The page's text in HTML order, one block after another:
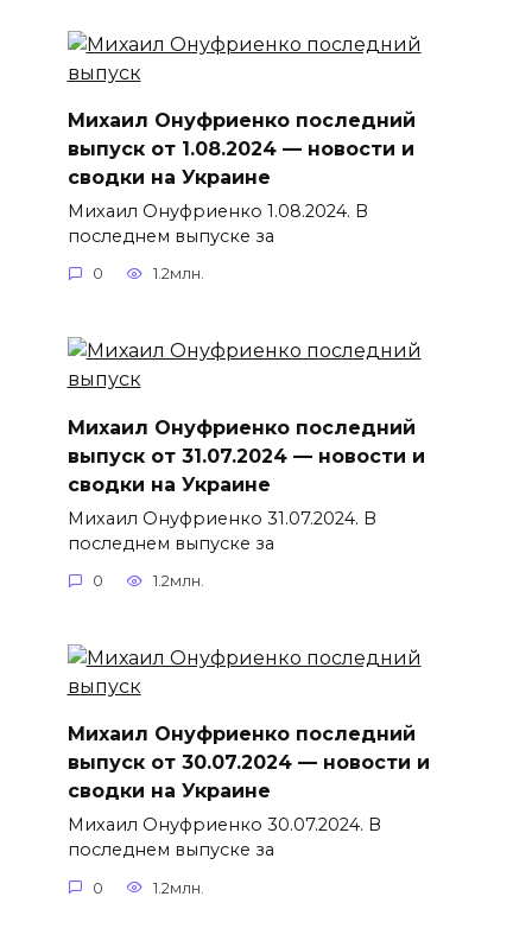
Михаил Онуфриенко последний
выпуск от 1.08.2024 — новости и
сводки на Украине
Михаил Онуфриенко 1.08.2024. В
последнем выпуске за
0 1.2млн.
Михаил Онуфриенко последний
выпуск от 31.07.2024 — новости и
сводки на Украине
Михаил Онуфриенко 31.07.2024. В
последнем выпуске за
0 1.2млн.
Михаил Онуфриенко последний
выпуск от 30.07.2024 — новости и
сводки на Украине
Михаил Онуфриенко 30.07.2024. В
последнем выпуске за
0 1.2млн.